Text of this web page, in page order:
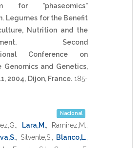
for "phaseomics"
Legumes for the Benefit
Nutrition and the
Second
Conference on
Genomics and Genetics,
2004, Dijon, France. 185-
Nacional
Lara,M. Ramirez,M.
Silvente,S. Blanco,L.